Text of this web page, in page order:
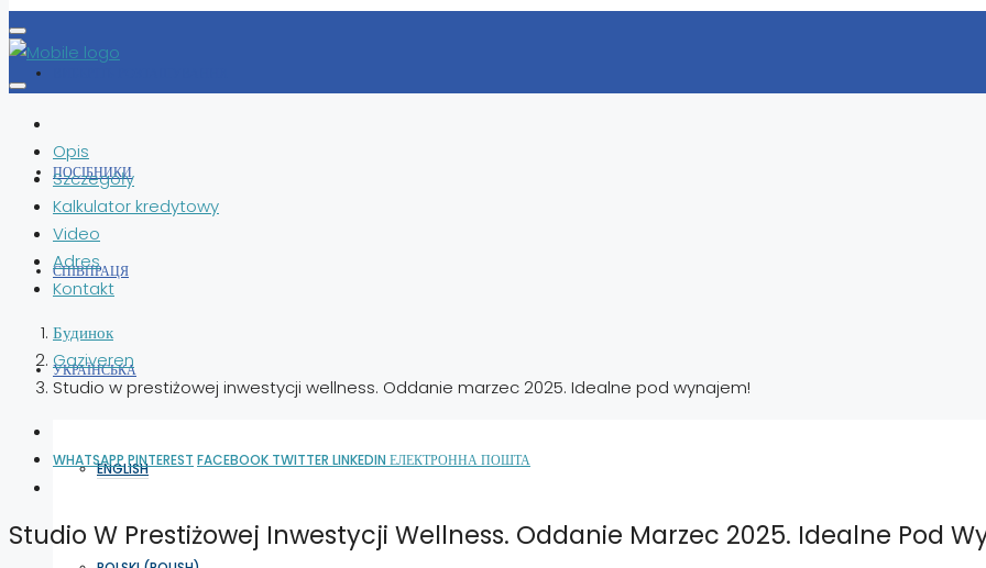
ПОСІБНИКИ
СПІВПРАЦЯ
УКРАЇНСЬКА
ENGLISH
Opis
Szczegóły
Kalkulator kredytowy
Video
Adres
Kontakt
Будинок
Gaziveren
Studio w prestiżowej inwestycji wellness. Oddanie marzec 2025. Idealne pod wynajem!
WHATSAPPPINTEREST FACEBOOK TWITTER LINKEDIN ЕЛЕКТРОННА ПОШТА
Studio W Prestiżowej Inwestycji Wellness. Oddanie Marzec 2025. Idealne Pod